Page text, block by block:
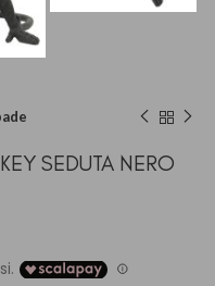
SEDUTA NERO